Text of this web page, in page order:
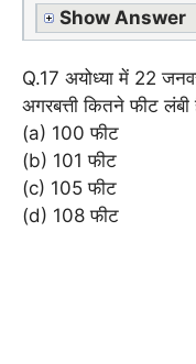
Show Answer
Q.17 अयोध्या में 22
अगरबत्ती कितने फीट लंबी
(a) 100 फीट
(b) 101 फीट
(c) 105 फीट
(d) 108 फीट